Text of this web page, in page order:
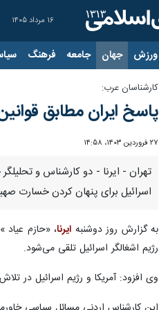
۱۶ مرداد ۱۴۰۵
ورزش جهان جامعه فرهنگ
کارشناسان عرب:
پاسخ ایران مطابق
۲۷ فروردین ۱۴۰۳، ۱۴:۵۸